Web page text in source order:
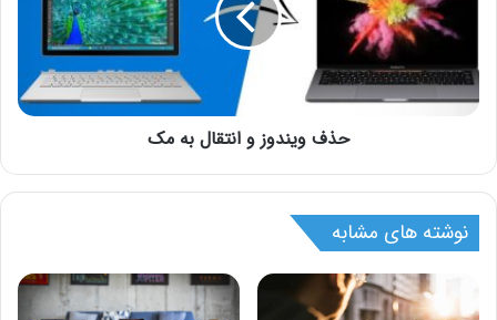
حذف ویندوز و انتقال به مک
نوشته های مشابه